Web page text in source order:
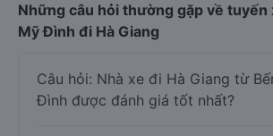
Những câu hỏi thường gặp về tuyến
Mỹ Đình đi Hà Giang
Câu hỏi: Nhà xe đi Hà Giang từ
Đình được đánh giá tốt nhất?